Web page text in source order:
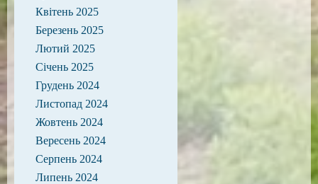
Квітень 2025
Березень 2025
Лютий 2025
Січень 2025
Грудень 2024
Листопад 2024
Жовтень 2024
Вересень 2024
Серпень 2024
Липень 2024